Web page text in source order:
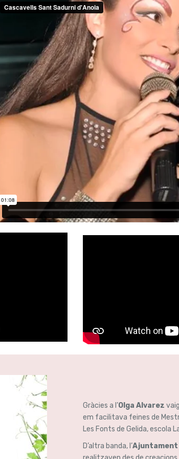
Gràcies a l’Olga Alvarez
em facilitava feines de
Les Fonts de Gelida, escola
D’altra banda, l’Ajuntament